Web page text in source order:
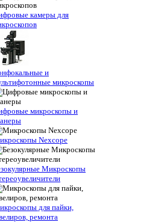
камеры для
и
микроскопы
микроскопы и
Nexcope
Микроскопы
для пайки,
ремонта